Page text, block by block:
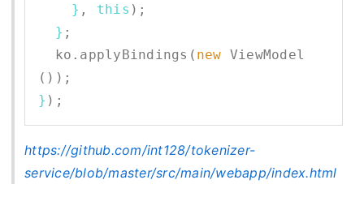
} , this );
} ;
  ko.applyBindings(
new ViewModel
}
https://github.com/int128/tokenizer-
service/blob/master/src/main/webapp/index.html